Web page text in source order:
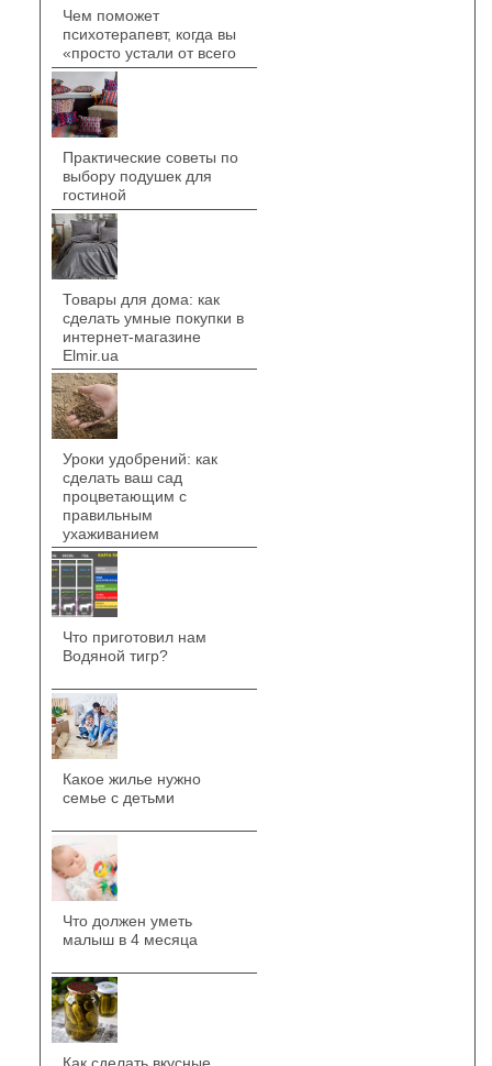
Чем поможет
психотерапевт, когда вы
«просто устали от всего
Практические советы по
выбору подушек для
гостиной
Товары для дома: как
сделать умные покупки в
интернет-магазине
Elmir.ua
Уроки удобрений: как
сделать ваш сад
процветающим с
правильным
ухаживанием
Что приготовил нам
Водяной тигр?
Какое жилье нужно
семье с детьми
Что должен уметь
малыш в 4 месяца